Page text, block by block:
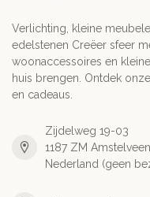
Verlichting, kleine
edelstenen Creëer sfeer
woonaccessoires en
huis brengen. Ontdek
en cadeaus.
Zijdelweg 19-03
1187 ZM Amstelveen
Nederland (geen